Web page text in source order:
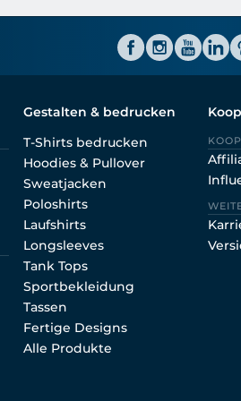
Gestalten & bedrucken
T-Shirts bedrucken
Hoodies & Pullover
Sweatjacken
Poloshirts
Laufshirts
Longsleeves
Tank Tops
Sportbekleidung
Tassen
Fertige Designs
Alle Produkte